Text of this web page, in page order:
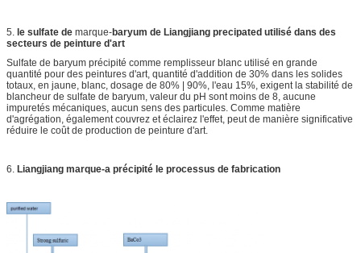
5. le sulfate de marque-baryum de Liangjiang precipated utilisé dans des
secteurs de peinture d'art
Sulfate de baryum précipité comme remplisseur blanc utilisé en grande
quantité pour des peintures d'art, quantité d'addition de 30% dans les solides
totaux, en jaune, blanc, dosage de 80% | 90%, l'eau 15%, exigent la stabilité de
blancheur de sulfate de baryum, valeur du pH sont moins de 8, aucune
impuretés mécaniques, aucun sens des particules. Comme matière
d'agrégation, également couvrez et éclairez l'effet, peut de manière significative
réduire le coût de production de peinture d'art.
6. Liangjiang marque-a précipité le processus de fabrication